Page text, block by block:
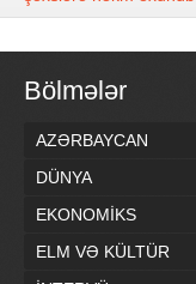
Bölmələr
AZƏRBAYCAN
DÜNYA
EKONOMİKS
ELM VƏ KÜLTÜR